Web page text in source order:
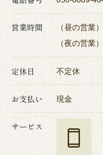
営業時間
（昼の営業
（夜の営業
定休日 不定休
お支払い 現金
サービス